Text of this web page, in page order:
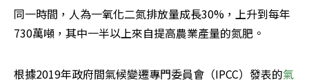
同一時間，人為一氧化二氮排放量成長30%，上升到每年
730萬噸，其中一半以上來自提高農業產量的氮肥。
根據2019年政府間氣候變遷專門委員會（IPCC）發表的氣